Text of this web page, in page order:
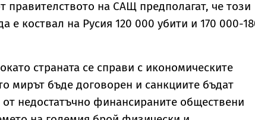
правителството на САЩ предполагат, че този
е коствал на Русия 120 000 убити и 170 000-
страната се справи с икономическите
мирът бъде договорен и санкциите бъдат
недостатъчно финансираните обществени